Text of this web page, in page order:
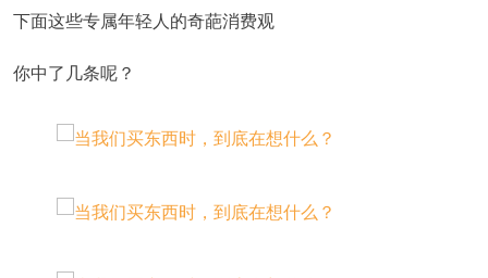
下面这些专属年轻人的奇葩消费观
你中了几条呢？